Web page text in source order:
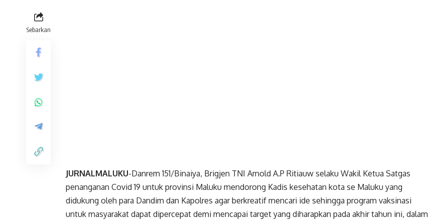
Sebarkan
JURNALMALUKU-Danrem 151/Binaiya, Brigjen TNI Arnold A.P Ritiauw selaku Wakil Ketua Satgas
penanganan Covid 19 untuk provinsi Maluku mendorong Kadis kesehatan kota se Maluku yang
didukung oleh para Dandim dan Kapolres agar berkreatif mencari ide sehingga program vaksinasi
untuk masyarakat dapat dipercepat demi mencapai target yang diharapkan pada akhir tahun ini, dalam